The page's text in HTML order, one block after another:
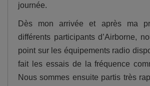
journée.
Dès mon arrivée et après ma
différents participants d’Airborne,
point sur les équipements radio
fait les essais de la fréquence
Nous sommes ensuite partis très